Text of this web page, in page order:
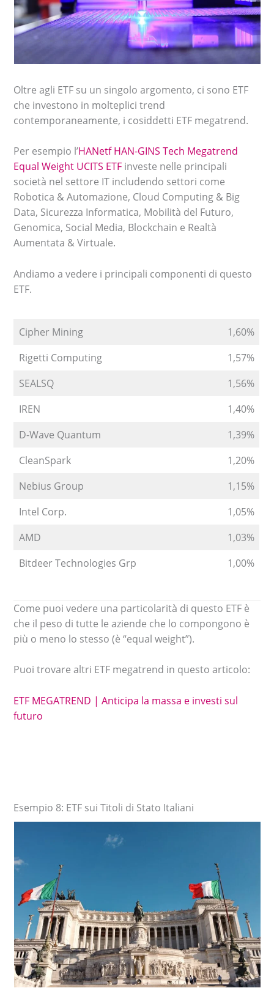
Oltre agli ETF su un singolo argomento, ci sono ETF
che investono in molteplici trend
contemporaneamente, i cosiddetti ETF megatrend.
Per esempio l’HANetf HAN-GINS Tech Megatrend
Equal Weight UCITS ETF investe nelle principali
società nel settore IT includendo settori come
Robotica & Automazione, Cloud Computing & Big
Data, Sicurezza Informatica, Mobilità del Futuro,
Genomica, Social Media, Blockchain e Realtà
Aumentata & Virtuale.
Andiamo a vedere i principali componenti di questo
ETF.
Cipher Mining
1,60%
Rigetti Computing
1,57%
SEALSQ
1,56%
IREN
1,40%
D-Wave Quantum
1,39%
CleanSpark
1,20%
Nebius Group
1,15%
Intel Corp.
1,05%
AMD
1,03%
Bitdeer Technologies Grp
1,00%
Come puoi vedere una particolarità di questo ETF è
che il peso di tutte le aziende che lo compongono è
più o meno lo stesso (è “equal weight”).
Puoi trovare altri ETF megatrend in questo articolo:
ETF MEGATREND | Anticipa la massa e investi sul
futuro
Esempio 8: ETF sui Titoli di Stato Italiani